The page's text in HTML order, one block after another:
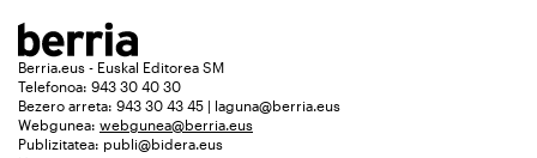
Berria.eus - Euskal Editorea SM
Telefonoa: 943 30 40 30
Bezero arreta: 943 30 43 45 | laguna@berria.eus
Webgunea: webgunea@berria.eus
Publizitatea: publi@bidera.eus